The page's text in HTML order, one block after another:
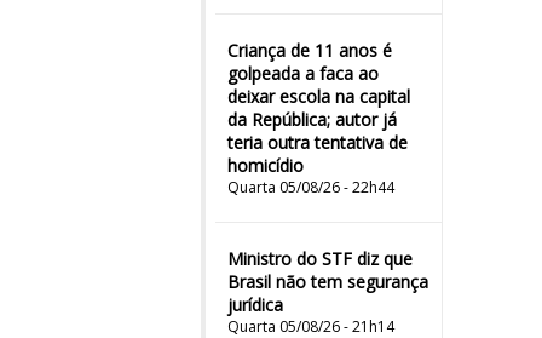
Criança de 11 anos é
golpeada a faca ao
deixar escola na capital
da República; autor já
teria outra tentativa de
homicídio
Quarta 05/08/26 - 22h44
Ministro do STF diz que
Brasil não tem segurança
jurídica
Quarta 05/08/26 - 21h14